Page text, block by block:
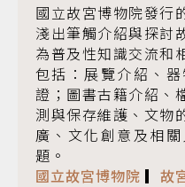
國立故宮博物院發行
淺出筆觸介紹與探討
為普及性知識交流和
包括：展覽介紹、
證；圖書古籍介紹、
測與保存維護、文物
廣、文化創意及相
題。
國立故宮博物院 ▎ 故